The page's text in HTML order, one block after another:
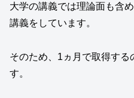
大学の講義では理論面も含
講義をしています。
そのため、1ヵ月で取得する
す。